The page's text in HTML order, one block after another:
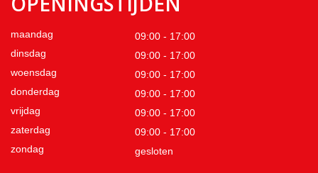
maandag
09:00 - 17:00
dinsdag
09:00 - 17:00
woensdag
09:00 - 17:00
donderdag
09:00 - 17:00
vrijdag
09:00 - 17:00
zaterdag
09:00 - 17:00
zondag
gesloten